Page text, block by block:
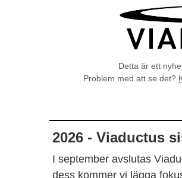
Detta är ett
Problem med att se det?
2026 - Viaductus
I september avslutas
dess kommer vi lägga